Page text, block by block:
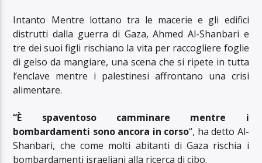
Intanto Mentre lottano tra le macerie e gli edifici
distrutti dalla guerra di Gaza, Ahmed Al-Shanbari e
tre dei suoi figli rischiano la vita per raccogliere foglie
di gelso da mangiare, una scena che si ripete in tutta
l’enclave mentre i palestinesi affrontano una crisi
alimentare.
“È spaventoso camminare mentre i
bombardamenti sono ancora in corso“, ha detto Al-
Shanbari, che come molti abitanti di Gaza rischia i
bombardamenti israeliani alla ricerca di cibo.